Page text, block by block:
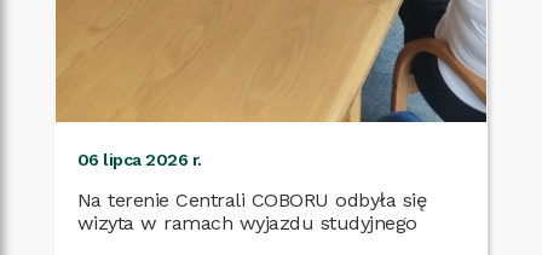
06 lipca 2026 r.
Na terenie Centrali COBORU odbyła się
wizyta w ramach wyjazdu studyjnego